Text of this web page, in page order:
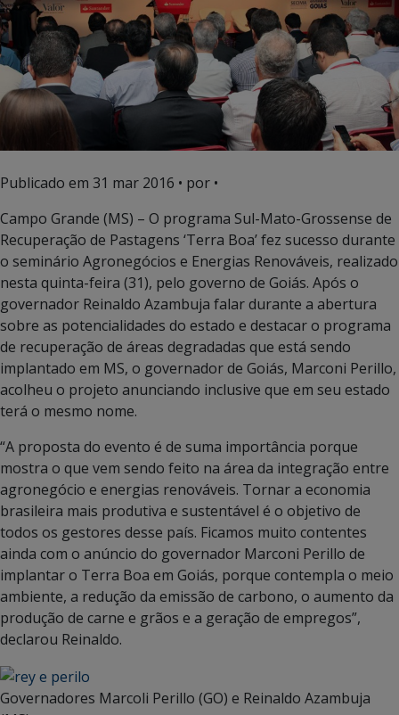
Publicado em 31 mar 2016 • por •
Campo Grande (MS) – O programa Sul-Mato-Grossense de
Recuperação de Pastagens ‘Terra Boa’ fez sucesso durante
o seminário Agronegócios e Energias Renováveis, realizado
nesta quinta-feira (31), pelo governo de Goiás. Após o
governador Reinaldo Azambuja falar durante a abertura
sobre as potencialidades do estado e destacar o programa
de recuperação de áreas degradadas que está sendo
implantado em MS, o governador de Goiás, Marconi Perillo,
acolheu o projeto anunciando inclusive que em seu estado
terá o mesmo nome.
“A proposta do evento é de suma importância porque
mostra o que vem sendo feito na área da integração entre
agronegócio e energias renováveis. Tornar a economia
brasileira mais produtiva e sustentável é o objetivo de
todos os gestores desse país. Ficamos muito contentes
ainda com o anúncio do governador Marconi Perillo de
implantar o Terra Boa em Goiás, porque contempla o meio
ambiente, a redução da emissão de carbono, o aumento da
produção de carne e grãos e a geração de empregos”,
declarou Reinaldo.
Governadores Marcoli Perillo (GO) e Reinaldo Azambuja